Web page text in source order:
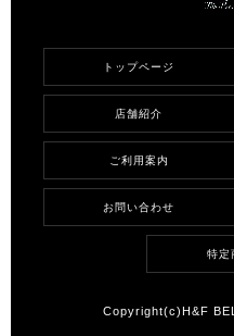
トップページ
店舗紹介
ご利用案内
お問い合わせ
特定
Copyright(c)H&F